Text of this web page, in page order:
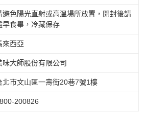
避色陽光直射或高溫場所放置，開封後請
早食畢，冷藏保存
來西亞
味大師股份有限公司
北市文山區一壽街20巷7號1樓
200826